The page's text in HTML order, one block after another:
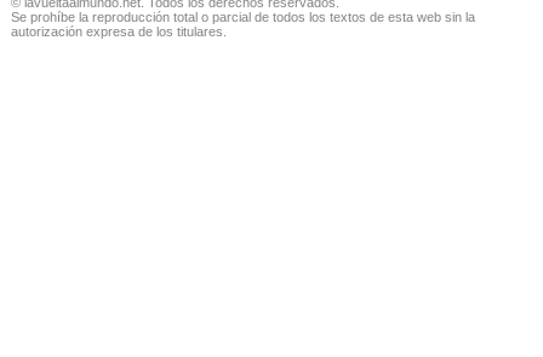
Se prohíbe la reproducción total o parcial de todos los textos de esta web sin la
autorización expresa de los titulares.